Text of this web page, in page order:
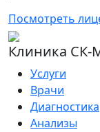
Посмотреть
Клиника СК-
Услуги
Врачи
Диагностика
Анализы